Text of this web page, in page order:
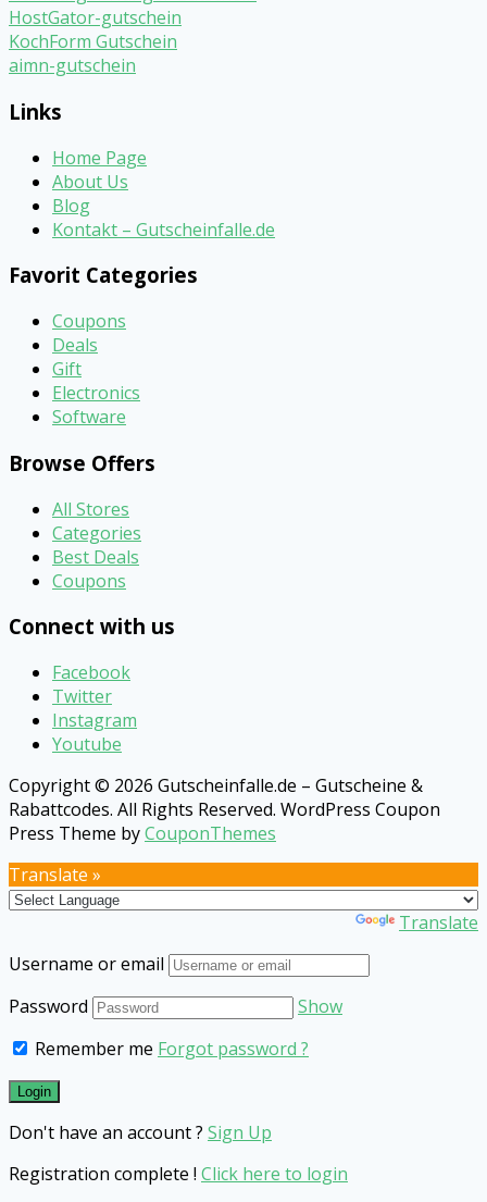
HostGator-gutschein
KochForm Gutschein
aimn-gutschein
Links
Home Page
About Us
Blog
Kontakt – Gutscheinfalle.de
Favorit Categories
Coupons
Deals
Gift
Electronics
Software
Browse Offers
All Stores
Categories
Best Deals
Coupons
Connect with us
Facebook
Twitter
Instagram
Youtube
Copyright © 2026 Gutscheinfalle.de – Gutscheine &
Rabattcodes. All Rights Reserved. WordPress Coupon
Press Theme byCouponThemes
Translate »
Translate
Username or email
Password
Show
Remember me Forgot password ?
Don't have an account ? Sign Up
Registration complete ! Click here to login